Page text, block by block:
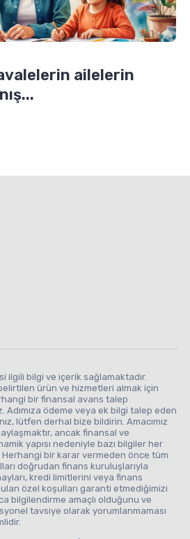
ailelerin
ilgili bilgi ve içerik sağlamaktadır.
ürün ve hizmetleri almak için
bir finansal avans talep
ödeme veya ek bilgi talep eden
lütfen derhal bize bildirin. Amacımız
ancak finansal ve
yapısı nedeniyle bazı bilgiler her
bir karar vermeden önce tüm
doğrudan finans kuruluşlarıyla
kredi limitlerini veya finans
özel koşulları garanti etmediğimizi
bilgilendirme amaçlı olduğunu ve
tavsiye olarak yorumlanmaması